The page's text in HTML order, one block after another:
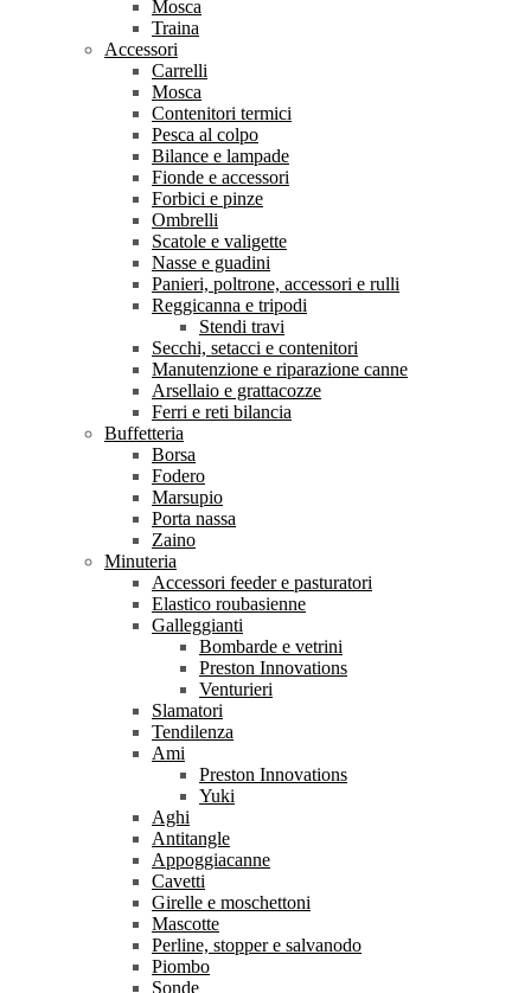
Mosca
Traina
Accessori
Carrelli
Mosca
Contenitori termici
Pesca al colpo
Bilance e lampade
Fionde e accessori
Forbici e pinze
Ombrelli
Scatole e valigette
Nasse e guadini
Panieri, poltrone, accessori e rulli
Reggicanna e tripodi
Stendi travi
Secchi, setacci e contenitori
Manutenzione e riparazione canne
Arsellaio e grattacozze
Ferri e reti bilancia
Buffetteria
Borsa
Fodero
Marsupio
Porta nassa
Zaino
Minuteria
Accessori feeder e pasturatori
Elastico roubasienne
Galleggianti
Bombarde e vetrini
Preston Innovations
Venturieri
Slamatori
Tendilenza
Ami
Preston Innovations
Yuki
Aghi
Antitangle
Appoggiacanne
Cavetti
Girelle e moschettoni
Mascotte
Perline, stopper e salvanodo
Piombo
Sonde